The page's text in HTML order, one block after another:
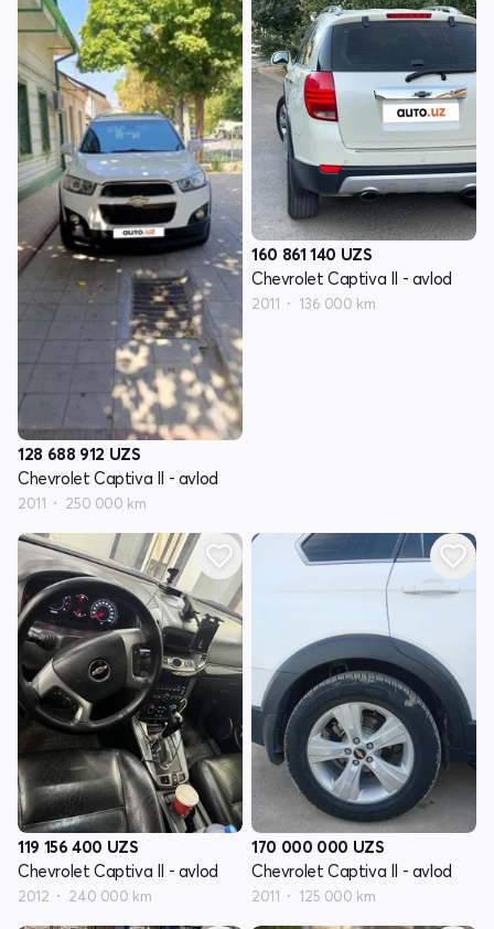
128 688 912 UZS
Chevrolet Captiva II - avlod
2011 250 000 km
160 861 140 UZS
Chevrolet Captiva II - avlod
2011 136 000 km
119 156 400 UZS
Chevrolet Captiva II - avlod
2012 240 000 km
170 000 000 UZS
Chevrolet Captiva II - avlod
2011 125 000 km